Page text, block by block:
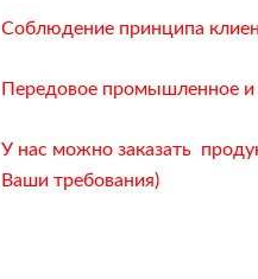
Соблюдение принципа
Передовое промышленное и
У нас можно заказать
Ваши требования)